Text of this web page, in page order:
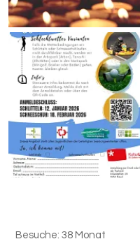
Besuche: 38 Monat